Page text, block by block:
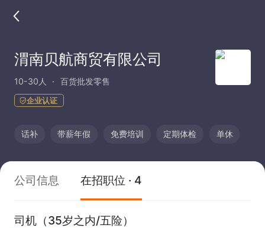
渭南贝航商贸有限公司
10-30人 百货批发零售
企业认证
话补 带薪年假 免费培训 定期体检 单休
公司信息 在招职位 · 4
司机（35岁之内/五险）